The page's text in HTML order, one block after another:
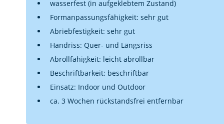
wasserfest (in aufgeklebtem Zustand)
Formanpassungsfähigkeit: sehr gut
Abriebfestigkeit: sehr gut
Handriss: Quer- und Längsriss
Abrollfähigkeit: leicht abrollbar
Beschriftbarkeit: beschriftbar
Einsatz: Indoor und Outdoor
ca. 3 Wochen rückstandsfrei entfernbar